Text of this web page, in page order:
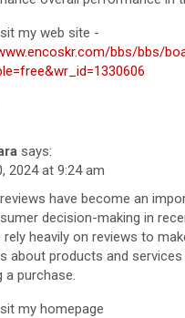
my web site -
bbs/bbs/
says:
2024 at 9:24 am
have become an
decision-making in
rely heavily on reviews to
about products and
a purchase.
my homepage